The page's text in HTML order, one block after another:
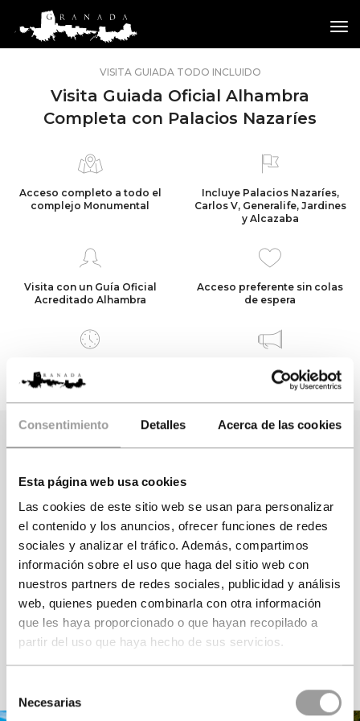
Consentimiento Detalles Acerca de las cookies
Esta página web usa cookies
Las cookies de este sitio web se usan para personalizar
el contenido y los anuncios, ofrecer funciones de redes
sociales y analizar el tráfico. Además, compartimos
información sobre el uso que haga del sitio web con
nuestros partners de redes sociales, publicidad y análisis
web, quienes pueden combinarla con otra información
que les haya proporcionado o que hayan recopilado a
partir del uso que haya hecho de sus servicios.
Necesarias
VISITA GUIADA TODO INCLUIDO
Visita Guiada Oficial Alhambra
Completa con Palacios Nazaríes
Acceso completo a todo el
complejo Monumental
Incluye Palacios Nazaríes,
Carlos V, Generalife, Jardines
y Alcazaba
Visita con un Guía Oficial
Acreditado Alhambra
Acceso preferente sin colas
de espera
horas de duración
Sistema de auriculares para
escucharal Guía
Seleccione losvisitantes
Adultos
Más 12 años
Junior
De 3 a 11 años
Niños
Menos 3 años
VER DISPONIBILIDAD